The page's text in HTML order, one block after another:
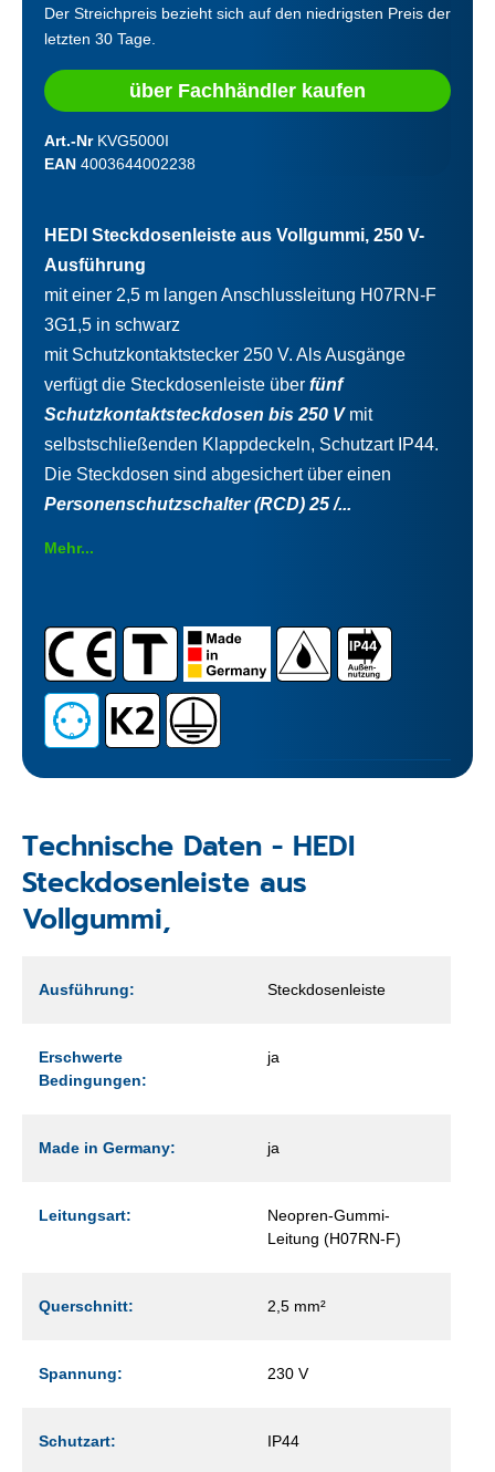
Der Streichpreis bezieht sich auf den niedrigsten Preis der
letzten 30 Tage.
über Fachhändler kaufen
Art.-Nr KVG5000I
EAN 4003644002238
HEDI Steckdosenleiste aus Vollgummi, 250 V-
Ausführung
mit einer 2,5 m langen Anschlussleitung H07RN-F
3G1,5 in schwarz
mit Schutzkontaktstecker 250 V. Als Ausgänge
verfügt die Steckdosenleiste über fünf
Schutzkontaktsteckdosen bis 250 Vmit
selbstschließenden Klappdeckeln, Schutzart IP44.
Die Steckdosen sind abgesichert über einen
Personenschutzschalter (RCD) 25 /...
Mehr...
Technische Daten - HEDI
Steckdosenleiste aus
Vollgummi,
Ausführung: Steckdosenleiste
Erschwerte
Bedingungen:
ja
Made in Germany: ja
Leitungsart:
Neopren-Gummi-
Leitung (H07RN-F)
Querschnitt: 2,5 mm²
Spannung: 230 V
Schutzart: IP44